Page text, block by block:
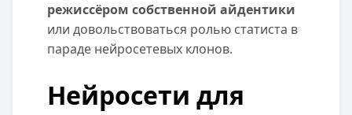
режиссёром собственной айдентики
или довольствоваться ролью статиста в
параде нейросетевых клонов.
Нейросети для